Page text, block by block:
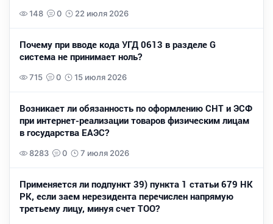
148 0 22 июля 2026
Почему при вводе кода УГД 0613 в разделе G
система не принимает ноль?
715 0 15 июля 2026
Возникает ли обязанность по оформлению СНТ и ЭСФ
при интернет-реализации товаров физическим лицам
в государства ЕАЭС?
8283 0 7 июля 2026
Применяется ли подпункт 39) пункта 1 статьи 679 НК
РК, если заем нерезидента перечислен напрямую
третьему лицу, минуя счет ТОО?